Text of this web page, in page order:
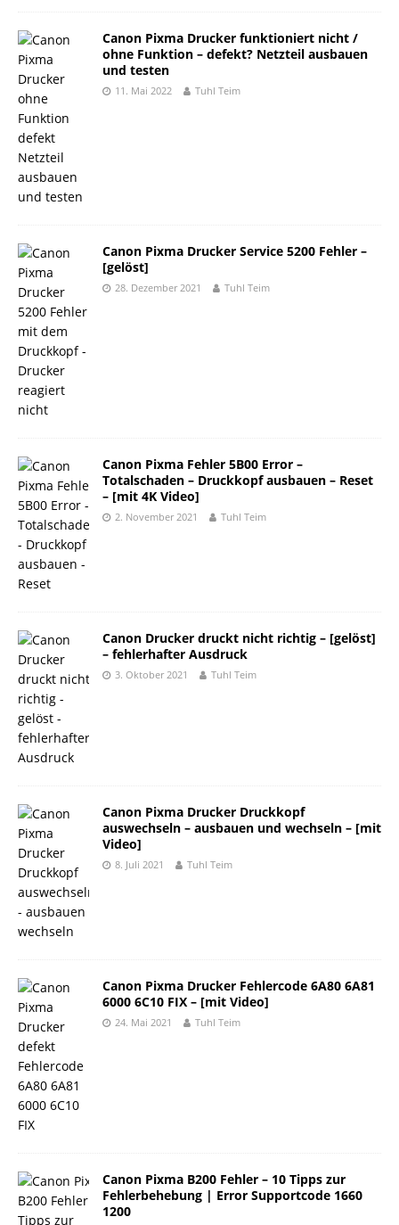
Canon Pixma Drucker funktioniert nicht /
ohne Funktion – defekt? Netzteil ausbauen
und testen
11. Mai 2022 Tuhl Teim
Canon Pixma Drucker Service 5200 Fehler –
[gelöst]
28. Dezember 2021 Tuhl Teim
Canon Pixma Fehler 5B00 Error –
Totalschaden – Druckkopf ausbauen – Reset
– [mit 4K Video]
2. November 2021 Tuhl Teim
Canon Drucker druckt nicht richtig – [gelöst]
– fehlerhafter Ausdruck
3. Oktober 2021 Tuhl Teim
Canon Pixma Drucker Druckkopf
auswechseln – ausbauen und wechseln – [mit
Video]
8. Juli 2021 Tuhl Teim
Canon Pixma Drucker Fehlercode 6A80 6A81
6000 6C10 FIX – [mit Video]
24. Mai 2021 Tuhl Teim
Canon Pixma B200 Fehler – 10 Tipps zur
Fehlerbehebung | Error Supportcode 1660
1200